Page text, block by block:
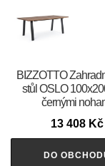
BIZZOTTO
stůl OSLO
černými
13 408 Kč
DO